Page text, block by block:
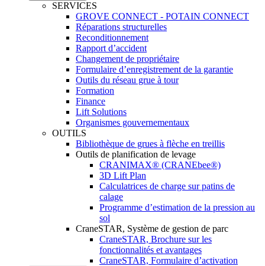
SERVICES
GROVE CONNECT - POTAIN CONNECT
Réparations structurelles
Reconditionnement
Rapport d’accident
Changement de propriétaire
Formulaire d’enregistrement de la garantie
Outils du réseau grue à tour
Formation
Finance
Lift Solutions
Organismes gouvernementaux
OUTILS
Bibliothèque de grues à flèche en treillis
Outils de planification de levage
CRANIMAX® (CRANEbee®)
3D Lift Plan
Calculatrices de charge sur patins de
calage
Programme d’estimation de la pression au
sol
CraneSTAR, Système de gestion de parc
CraneSTAR, Brochure sur les
fonctionnalités et avantages
CraneSTAR, Formulaire d’activation